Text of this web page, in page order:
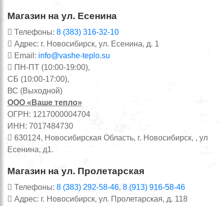
Магазин на ул. Есенина
Телефоны: 8 (383) 316-32-10
Адрес: г. Новосибирск, ул. Есенина, д. 1
Email: info@vashe-teplo.su
ПН-ПТ (10:00-19:00),
СБ (10:00-17:00),
ВС (Выходной)
ООО «Ваше тепло»
ОГРН: 1217000004704
ИНН: 7017484730
630124, Новосибирская Область, г. Новосибирск, , ул
Есенина, д1.
Магазин на ул. Пролетарская
Телефоны: 8 (383) 292-58-46, 8 (913) 916-58-46
Адрес: г. Новосибирск, ул. Пролетарская, д. 118